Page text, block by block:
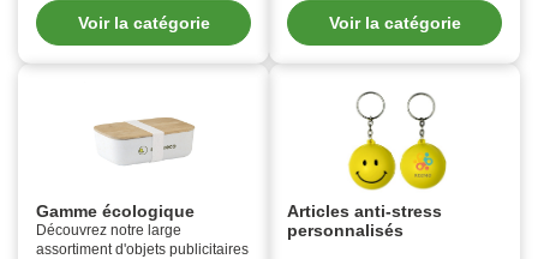
Voir la catégorie Voir la catégorie
Gamme écologique
Découvrez notre large
assortiment d'objets publicitaires
Articles anti-stress
personnalisés